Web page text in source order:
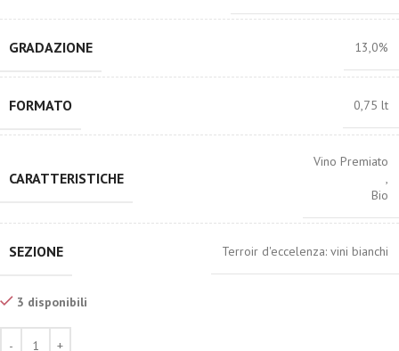
GRADAZIONE 13,0%
FORMATO 0,75 lt
CARATTERISTICHE
Vino Premiato
,
Bio
SEZIONE Terroir d'eccelenza: vini bianchi
3 disponibili